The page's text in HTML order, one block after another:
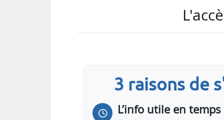
« Cela ne peut se faire
3 raisons de
L’info utile en